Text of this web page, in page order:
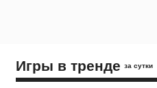
Игры в тренде за сутки